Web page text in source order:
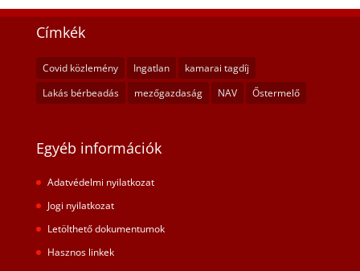
Címkék
Covid közlemény Ingatlan
kamarai tagdíj
Lakás bérbeadás
mezőgazdaság NAV Őstermelő
Egyéb információk
Adatvédelmi nyilatkozat
Jogi nyilatkozat
Letölthető dokumentumok
Hasznos linkek